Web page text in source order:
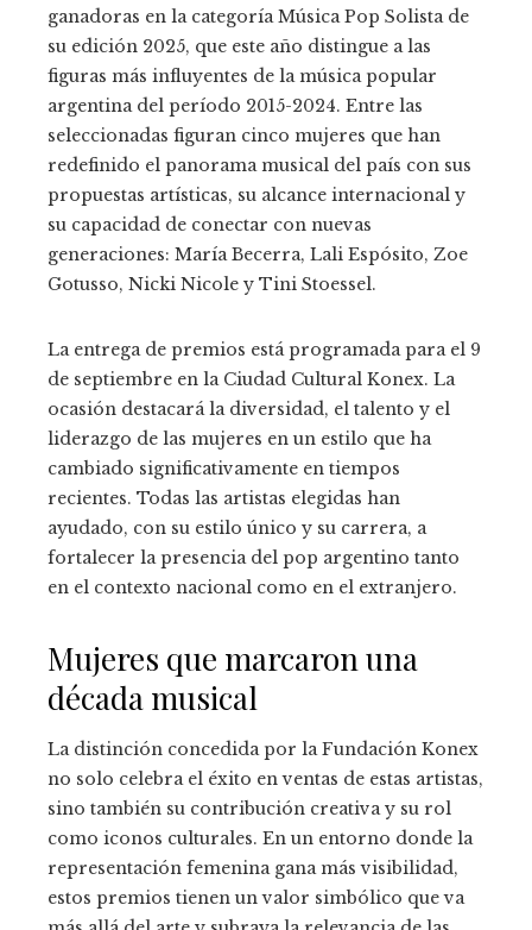
ganadoras en la categoría Música Pop Solista de
su edición 2025, que este año distingue a las
figuras más influyentes de la música popular
argentina del período 2015-2024. Entre las
seleccionadas figuran cinco mujeres que han
redefinido el panorama musical del país con sus
propuestas artísticas, su alcance internacional y
su capacidad de conectar con nuevas
generaciones: María Becerra, Lali Espósito, Zoe
Gotusso, Nicki Nicole y Tini Stoessel.
La entrega de premios está programada para el 9
de septiembre en la Ciudad Cultural Konex. La
ocasión destacará la diversidad, el talento y el
liderazgo de las mujeres en un estilo que ha
cambiado significativamente en tiempos
recientes. Todas las artistas elegidas han
ayudado, con su estilo único y su carrera, a
fortalecer la presencia del pop argentino tanto
en el contexto nacional como en el extranjero.
Mujeres que marcaron una
década musical
La distinción concedida por la Fundación Konex
no solo celebra el éxito en ventas de estas artistas,
sino también su contribución creativa y su rol
como iconos culturales. En un entorno donde la
representación femenina gana más visibilidad,
estos premios tienen un valor simbólico que va